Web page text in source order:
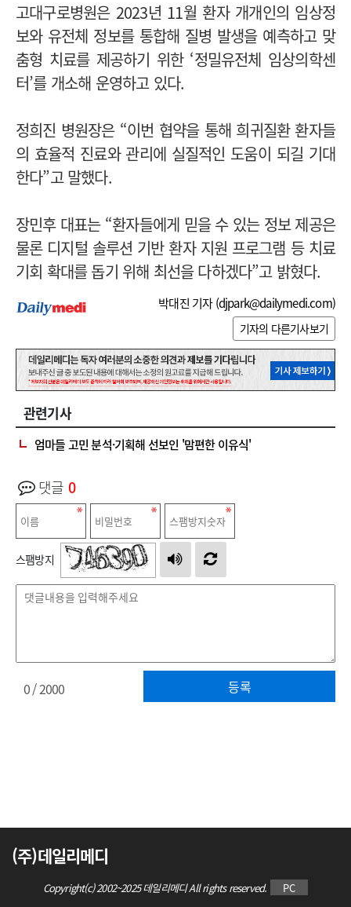
고대구로병원은 2023년 11월 환자 개개인의 임상정
보와 유전체 정보를 통합해 질병 발생을 예측하고 맞
춤형 치료를 제공하기 위한 ‘정밀유전체 임상의학센
터’를 개소해 운영하고 있다.
정희진 병원장은 “이번 협약을 통해 희귀질환 환자들
의 효율적 진료와 관리에 실질적인 도움이 되길 기대
한다”고 말했다.
장민후 대표는 “환자들에게 믿을 수 있는 정보 제공은
물론 디지털 솔루션 기반 환자 지원 프로그램 등 치료
기회 확대를 돕기 위해 최선을 다하겠다”고 밝혔다.
박대진 기자 (djpark@dailymedi.com)
기자의 다른기사보기
관련기사
엄마들 고민 분석·기획해 선보인 '맘편한 이유식'
댓글 0
스팸방지
등록
0/ 2000
(주)데일리메디
Copyright(c) 2002~2025 데일리메디 All rights reserved. PC